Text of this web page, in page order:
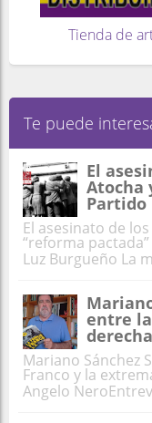
Tienda de
Te puede
El
Atocha
Partido
El asesinato de
“reforma
Luz Burgueño La
entre
Mariano Sánchez
Franco y la
Angelo